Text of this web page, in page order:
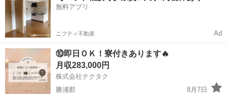
無料アプリ
ニフティ不動産 Ad
⑩即日ＯＫ！寮付きあります🔥
月収283,000円
株式会社テクタク
勝浦郡
8月7日